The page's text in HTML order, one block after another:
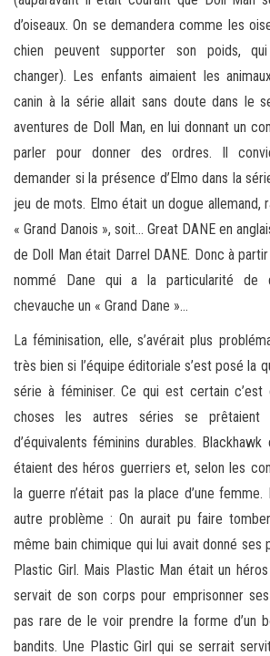
d’oiseaux. On se demandera comme les
chien peuvent supporter son poids,
changer). Les enfants aimaient les
canin à la série allait sans doute dans le
aventures de Doll Man, en lui donnant un
parler pour donner des ordres. Il
demander si la présence d’Elmo dans la
jeu de mots. Elmo était un dogue allemand,
« Grand Danois », soit… Great DANE en
de Doll Man était Darrel DANE. Donc à
nommé Dane qui a la particularité de
chevauche un « Grand Dane »…
La féminisation, elle, s’avérait plus
très bien si l’équipe éditoriale s’est posé la
série à féminiser. Ce qui est certain
choses les autres séries se prêtaient
d’équivalents féminins durables.
étaient des héros guerriers et, selon les
la guerre n’était pas la place d’une
autre problème : On aurait pu faire
même bain chimique qui lui avait donné ses
Plastic Girl. Mais Plastic Man était un
servait de son corps pour emprisonner ses
pas rare de le voir prendre la forme d’un
bandits. Une Plastic Girl qui se serrait